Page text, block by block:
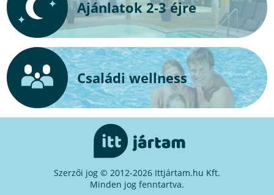
Ajánlatok 2-3 éjre
Családi wellness
Szerzői jog © 2012-2026 Ittjártam.hu Kft.
Minden jog fenntartva.